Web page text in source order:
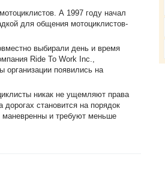
А 1997 году начал
для общения мотоциклистов-
выбирали день и время
Ride To Work Inc.,
появились на
никак не ущемляют права
становится на порядок
маневренны и требуют меньше